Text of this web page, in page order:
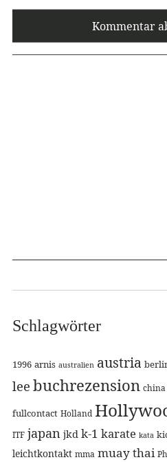
Schlagwörter
1996 arnis australien austria
lee buchrezension china
fullcontact Holland
ITF japan jkd k-1 karate kata
leichtkontakt mma muay thai